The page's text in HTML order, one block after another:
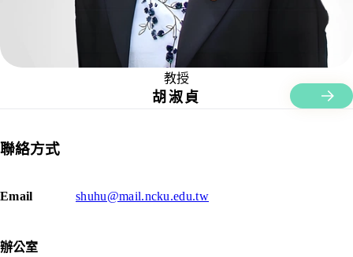
教授
胡淑貞
聯絡方式
Email shuhu@mail.ncku.edu.tw
辦公室